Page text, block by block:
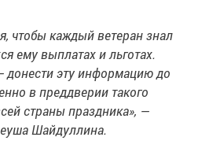
чтобы каждый ветеран знал
ему выплатах и льготах.
донести эту информацию до
в преддверии такого
страны праздника», —
Шайдуллина.